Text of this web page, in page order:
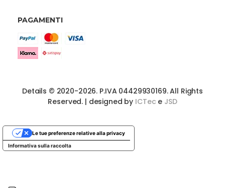
PAGAMENTI
Details © 2020-2026. P.IVA 04429930169. All Rights
Reserved. | designed by ICTec e JSD
Informativa sulla raccolta
Le tue preferenze relative alla privacy